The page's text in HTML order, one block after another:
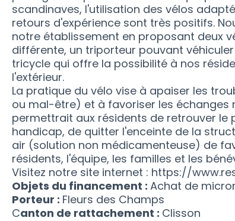
scandinaves, l'utilisation des vélos
retours d'expérience sont très positifs.
notre établissement en proposant deux
différente, un triporteur pouvant
tricycle qui offre la possibilité à nos
l'extérieur.
La pratique du vélo vise à apaiser les
ou mal-être) et à favoriser les échanges
permettrait aux résidents de retrouver le
handicap, de quitter l'enceinte de la
air (solution non médicamenteuse) de
résidents, l'équipe, les familles et les
Visitez notre site internet : https://
Objets du financement : Achat de
Porteur : Fleurs des Champs
Canton de rattachement : Clisson